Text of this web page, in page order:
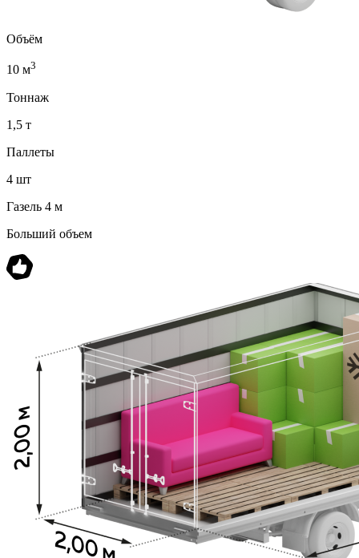
Объём
10 м3
Тоннаж
1,5 т
Паллеты
4 шт
Газель 4 м
Больший объем